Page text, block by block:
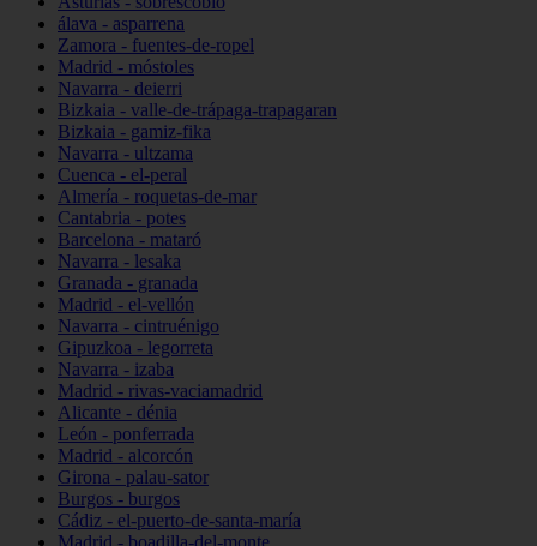
álava - asparrena
Zamora - fuentes-de-ropel
Madrid - móstoles
Navarra - deierri
Bizkaia - valle-de-trápaga-trapagaran
Bizkaia - gamiz-fika
Navarra - ultzama
Cuenca - el-peral
Almería - roquetas-de-mar
Cantabria - potes
Barcelona - mataró
Navarra - lesaka
Granada - granada
Madrid - el-vellón
Navarra - cintruénigo
Gipuzkoa - legorreta
Navarra - izaba
Madrid - rivas-vaciamadrid
Alicante - dénia
León - ponferrada
Madrid - alcorcón
Girona - palau-sator
Burgos - burgos
Cádiz - el-puerto-de-santa-maría
Madrid - boadilla-del-monte